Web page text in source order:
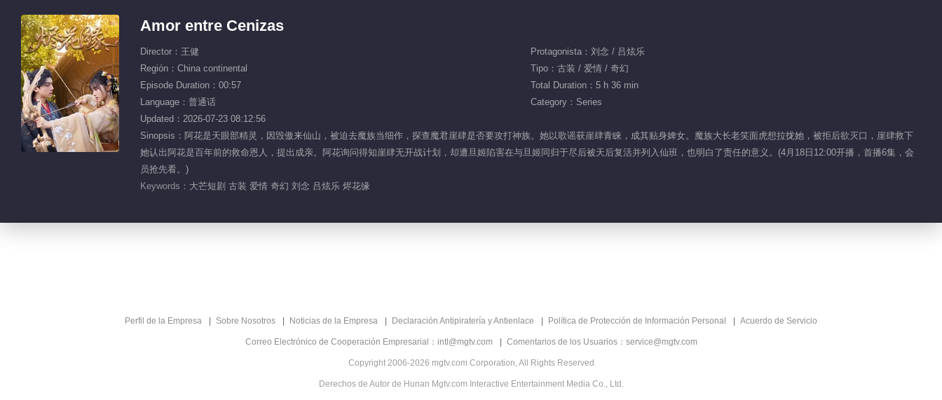
EP 1 No.1 Amor
entre Cenizas
Amor entre Cenizas
Director：王健
Protagonista：刘念 / 吕炫乐
Región：China continental
Tipo：古装 / 爱情 / 奇幻
Episode Duration：00:57
Total Duration：5 h 36 min
Language：普通话
Category：Series
Updated：2026-07-23 08:12:56
Sinopsis：阿花是天眼部精灵，因毁傲来仙山，被迫去魔族当细作，探查魔君崖肆是否要攻打神族。她以歌谣获崖肆青睐，成其贴身婢女。魔族大长老笑面虎想拉拢她，被拒后欲灭口，崖肆救下
她认出阿花是百年前的救命恩人，提出成亲。阿花询问得知崖肆无开战计划，却遭旦姬陷害在与旦姬同归于尽后被天后复活并列入仙班，也明白了责任的意义。(4月18日12:00开播，首播6集，会
员抢先看。)
Keywords： 大芒短剧 古装 爱情 奇幻 刘念 吕炫乐 烬花缘
Perfil de la Empresa Sobre Nosotros Noticias de la Empresa Declaración Antipiratería y Antienlace Política de Protección de Información Personal Acuerdo de Servicio
Correo Electrónico de Cooperación Empresarial：intl@mgtv.com Comentarios de los Usuarios：service@mgtv.com
Copyright 2006-2026 mgtv.com Corporation, All Rights Reserved
Derechos de Autor de Hunan Mgtv.com Interactive Entertainment Media Co., Ltd.